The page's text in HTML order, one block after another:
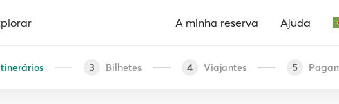
A minha reserva Ajuda
3 Bilhetes 4 Viajantes 5